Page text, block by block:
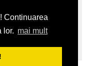
Continuarea
lor. mai mult
Utilizand aceste
cookie-urile.Mai multe
rezervate.